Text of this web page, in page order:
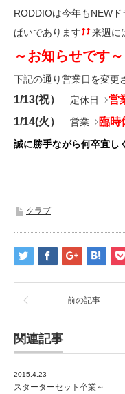
RODDIOは今年もNEW
ぱいであります
来週に
～お知らせです～
下記の通り営業日を変更
1/13(祝） 定休日⇒営
1/14(火）
営業⇒臨時
誠に勝手ながら何卒宜し
クラブ
前の記事
関連記事
2015.4.23
スターターセット卒業～